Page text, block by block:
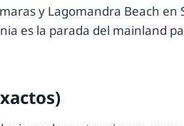
y Lagomandra Beach en
es la parada del mainland